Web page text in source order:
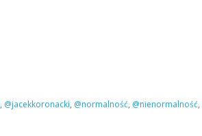
, @jacekkoronacki, @normalność, @nienormalność,